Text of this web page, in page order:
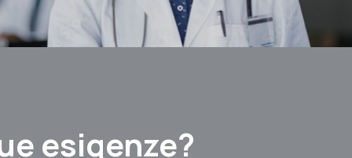
esigenze?